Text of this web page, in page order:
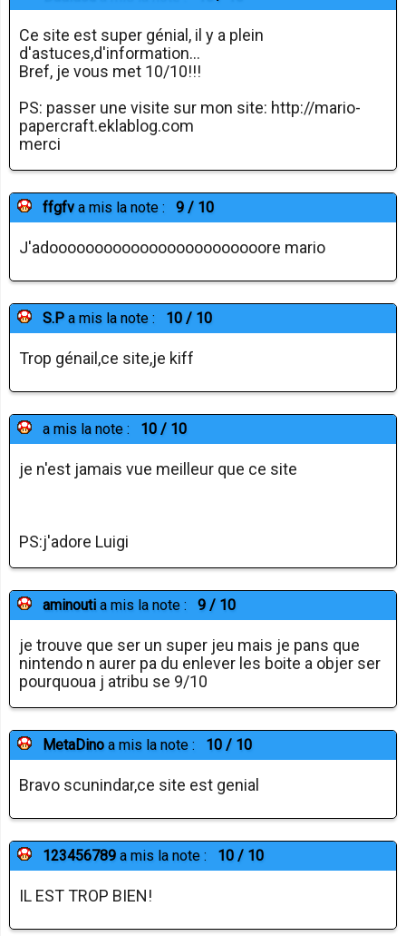
Ce site est super génial, il y a plein
d'astuces,d'information...
Bref, je vous met 10/10!!!
PS: passer une visite sur mon site: http://mario-
papercraft.eklablog.com
merci
ffgfv a mis la note : 9 / 10
J'adoooooooooooooooooooooooore mario
S.P a mis la note : 10 / 10
Trop génail,ce site,je kiff
a mis la note : 10 / 10
je n'est jamais vue meilleur que ce site
PS:j'adore Luigi
aminouti a mis la note : 9 / 10
je trouve que ser un super jeu mais je pans que
nintendo n aurer pa du enlever les boite a objer ser
pourquoua j atribu se 9/10
MetaDino a mis la note : 10 / 10
Bravo scunindar,ce site est genial
123456789 a mis la note : 10 / 10
IL EST TROP BIEN!